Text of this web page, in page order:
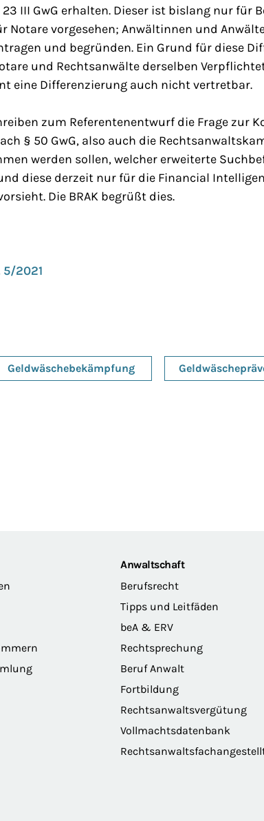
III GwG erhalten. Dieser ist bislang nur für
vorgesehen; Anwältinnen und
und begründen. Ein Grund für diese
und Rechtsanwälte derselben
eine Differenzierung auch nicht vertretbar.
zum Referentenentwurf die Frage zur
§ 50 GwG, also auch die
werden sollen, welcher erweiterte
diese derzeit nur für die Financial
Die BRAK begrüßt dies.
5/2021
Geldwäschebekämpfung
Anwaltschaft
Berufsrecht
Tipps und Leitfäden
beA & ERV
Rechtsprechung
Beruf Anwalt
Fortbildung
Rechtsanwaltsvergütung
Vollmachtsdatenbank